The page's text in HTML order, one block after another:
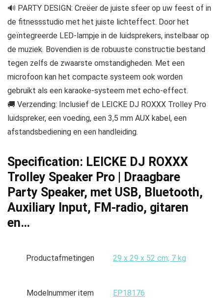
🔊 PARTY DESIGN: Creëer de juiste sfeer op uw feest of in
de fitnessstudio met het juiste lichteffect. Door het
geïntegreerde LED-lampje in de luidsprekers, instelbaar op
de muziek. Bovendien is de robuuste constructie bestand
tegen zelfs de zwaarste omstandigheden. Met een
microfoon kan het compacte systeem ook worden
gebruikt als een karaoke-systeem met echo-effect.
🚚 Verzending: Inclusief de LEICKE DJ ROXXX Trolley Pro
luidspreker, een voeding, een 3,5 mm AUX kabel, een
afstandsbediening en een handleiding.
Specification: LEICKE DJ ROXXX
Trolley Speaker Pro | Draagbare
Party Speaker, met USB, Bluetooth,
Auxiliary Input, FM-radio, gitaren
en…
Productafmetingen ‎29 x 29 x 52 cm; 7 kg
Modelnummer item ‎EP18176